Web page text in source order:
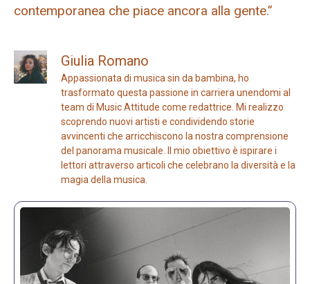
contemporanea che piace ancora alla gente.”
Giulia Romano
Appassionata di musica sin da bambina, ho
trasformato questa passione in carriera unendomi al
team di Music Attitude come redattrice. Mi realizzo
scoprendo nuovi artisti e condividendo storie
avvincenti che arricchiscono la nostra comprensione
del panorama musicale. Il mio obiettivo è ispirare i
lettori attraverso articoli che celebrano la diversità e la
magia della musica.